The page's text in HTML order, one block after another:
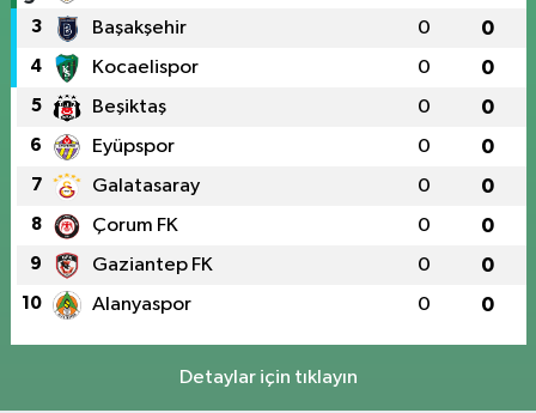
3 Başakşehir 0 0
4 Kocaelispor 0 0
5 Beşiktaş 0 0
6 Eyüpspor 0 0
7 Galatasaray 0 0
8 Çorum FK 0 0
9 Gaziantep FK 0 0
10 Alanyaspor 0 0
Detaylar için tıklayın